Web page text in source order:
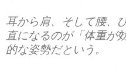
耳から肩、そして腰、
直になるのが「体重が
的な姿勢だという。